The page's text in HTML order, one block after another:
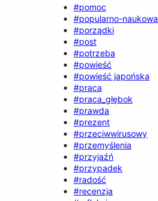
#pomoc
#popularno-naukowa
#porządki
#post
#potrzeba
#powieść
#powieść japońska
#praca
#praca_głębok
#prawda
#prezent
#przeciwwirusowy
#przemyślenia
#przyjaźń
#przypadek
#radość
#recenzja